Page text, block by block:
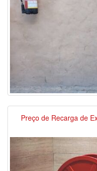
Preço de Recarga de